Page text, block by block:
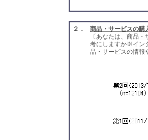
２．
商品・サービスの購
〔あなたは、商品
考にしますか※イン
品・サービスの情報